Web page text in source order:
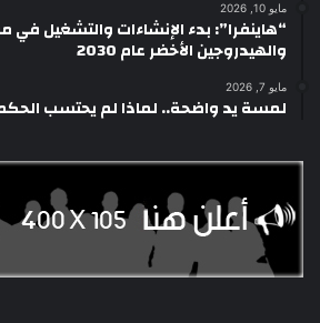
مايو 10, 2026
“هاينفرا”: بدء الإنشاءات والتشغيل في
والهيدروجين الأخضر عام 2030
مايو 7, 2026
لمسة يد واضحة.. لماذا لم يحتسب